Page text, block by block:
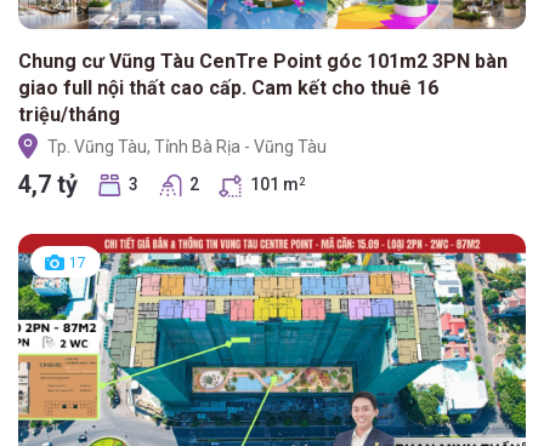
Chung cư Vũng Tàu CenTre Point góc 101m2 3PN bàn
giao full nội thất cao cấp. Cam kết cho thuê 16
triệu/tháng
Tp. Vũng Tàu, Tỉnh Bà Rịa - Vũng Tàu
4,7 tỷ 3 2 101 m 2
17